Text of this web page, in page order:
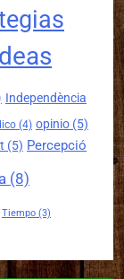
Independència
(4) opinio (5)
(5) Percepció
(8)
Tiempo (3)